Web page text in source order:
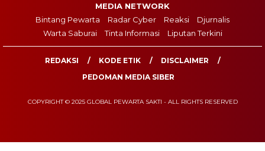
MEDIA NETWORK
Bintang Pewarta
Radar Cyber Reaksi
Djurnalis
Warta Saburai
Tinta Informasi Liputan Terkini
REDAKSI KODE ETIK
DISCLAIMER
PEDOMAN MEDIA SIBER
COPYRIGHT © 2025 GLOBAL PEWARTA SAKTI - ALL RIGHTS RESERVED